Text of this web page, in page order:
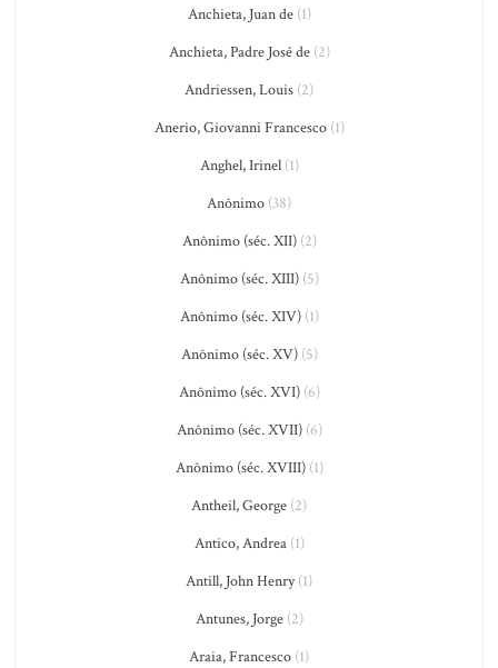
Anchieta, Juan de(1)
Anchieta, Padre José de(2)
Andriessen, Louis (2)
Anerio, Giovanni Francesco(1)
Anghel, Irinel(1)
Anônimo (38)
Anônimo (séc. XII)(2)
Anônimo (séc. XIII)(5)
Anônimo (séc. XIV)(1)
Anônimo (séc. XV)(5)
Anônimo (séc. XVI)(6)
Anônimo (séc. XVII)(6)
Anônimo (séc. XVIII)(1)
Antheil, George (2)
Antico, Andrea(1)
Antill, John Henry(1)
Antunes, Jorge(2)
Araia, Francesco (1)